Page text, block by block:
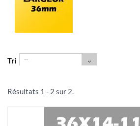
Tri --
Résultats 1 - 2 sur 2.